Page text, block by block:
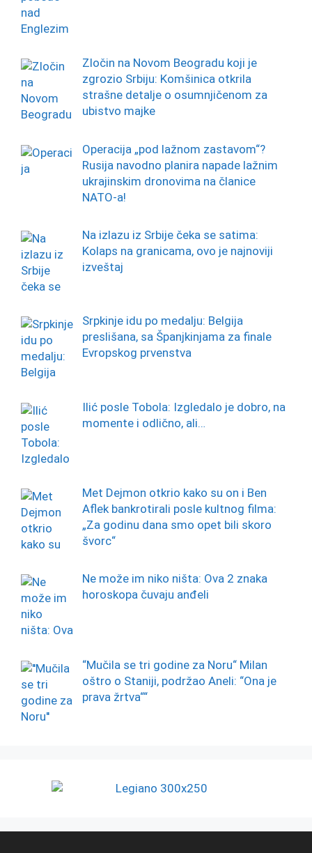
Zločin na Novom Beogradu koji je
zgrozio Srbiju: Komšinica otkrila
strašne detalje o osumnjičenom za
ubistvo majke
Operacija „pod lažnom zastavom“?
Rusija navodno planira napade lažnim
ukrajinskim dronovima na članice
NATO-a!
Na izlazu iz Srbije čeka se satima:
Kolaps na granicama, ovo je najnoviji
izveštaj
Srpkinje idu po medalju: Belgija
preslišana, sa Španjkinjama za finale
Evropskog prvenstva
Ilić posle Tobola: Izgledalo je dobro, na
momente i odlično, ali…
Met Dejmon otkrio kako su on i Ben
Aflek bankrotirali posle kultnog filma:
„Za godinu dana smo opet bili skoro
švorc“
Ne može im niko ništa: Ova 2 znaka
horoskopa čuvaju anđeli
“Mučila se tri godine za Noru“ Milan
oštro o Staniji, podržao Aneli: “Ona je
prava žrtva““